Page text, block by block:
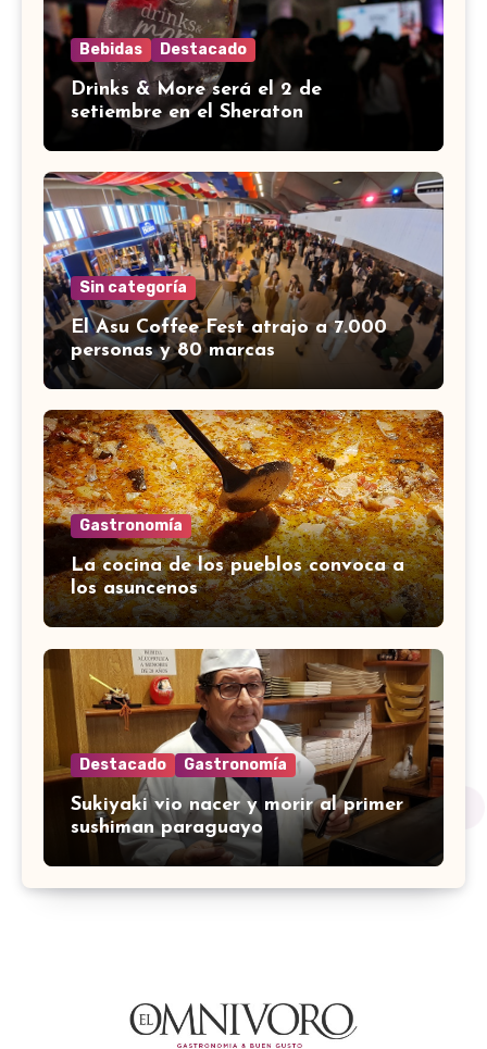
Bebidas Destacado
Drinks & More será el 2 de
setiembre en el Sheraton
Sin categoría
El Asu Coffee Fest atrajo a 7.000
personas y 80 marcas
Gastronomía
La cocina de los pueblos convoca a
los asuncenos
Destacado Gastronomía
Sukiyaki vio nacer y morir al primer
sushiman paraguayo